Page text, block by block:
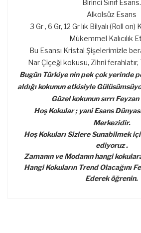
Birinci Sınıf Esans.
Alkolsüz Esans
3 Gr , 6 Gr, 12 Gr lık Bilyalı (Roll
Mükemmel Kalıcılık
Bu Esansı Kristal Şişelerimizle
Nar Çiçeği kokusu, Zihni ferahlatır,
Bugün Türkiye nin pek çok yerinde
aldığı kokunun etkisiyle
Güzel kokunun sırrı
Hoş Kokular ; yani Esans
Merkezidir.
Hoş Kokuları Sizlere Sunabilmek
ediyoruz .
Zamanın ve Modanın hangi
Hangi Kokuların Trend Olacağını
Ederek öğrenin.